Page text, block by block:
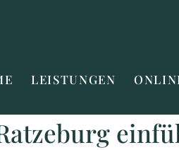
LEISTUNGEN